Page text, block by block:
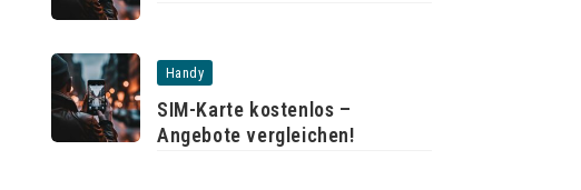
Handy
SIM-Karte kostenlos –
Angebote vergleichen!